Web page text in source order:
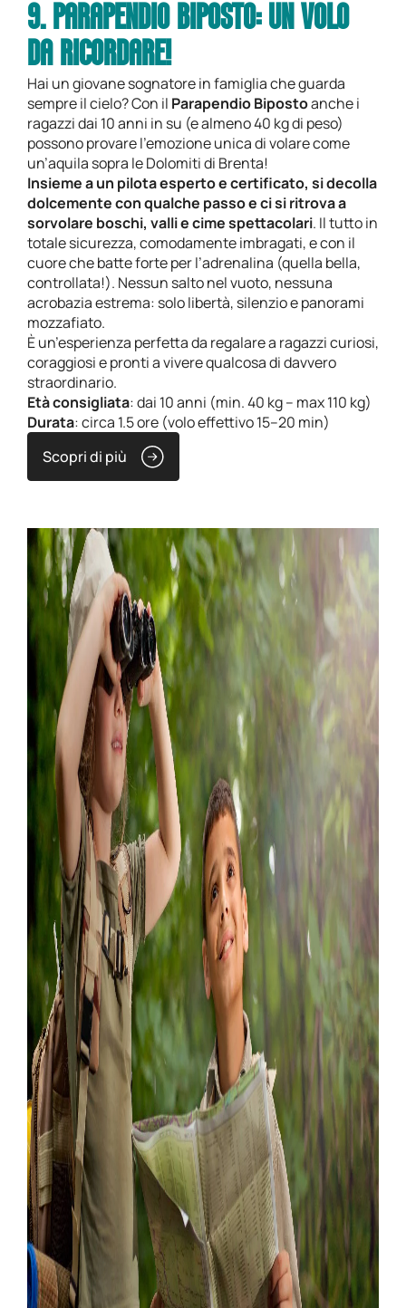
9. PARAPENDIO BIPOSTO: UN VOLO
DA RICORDARE!
Hai un giovane sognatore in famiglia che guarda
sempre il cielo? Con il Parapendio Bipostoanche i
ragazzi dai 10 anni in su (e almeno 40 kg di peso)
possono provare l’emozione unica di volare come
un’aquila sopra le Dolomiti di Brenta!
Insieme a un pilota esperto e certificato, si decolla
dolcemente con qualche passo e ci si ritrova a
sorvolare boschi, valli e cime spettacolari. Il tutto in
totale sicurezza, comodamente imbragati, e con il
cuore che batte forte per l’adrenalina (quella bella,
controllata!). Nessun salto nel vuoto, nessuna
acrobazia estrema: solo libertà, silenzio e panorami
mozzafiato.
È un’esperienza perfetta da regalare a ragazzi curiosi,
coraggiosi e pronti a vivere qualcosa di davvero
straordinario.
Età consigliata: dai 10 anni (min. 40 kg – max 110 kg)
Durata: circa 1.5 ore (volo effettivo 15–20 min)
Scopri di più